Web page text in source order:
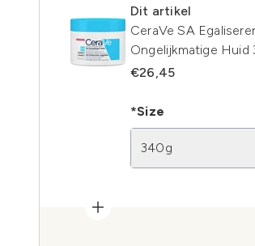
Dit artikel
CeraVe SA
Ongelijkmatige Huid
€26,45
*Size
340g